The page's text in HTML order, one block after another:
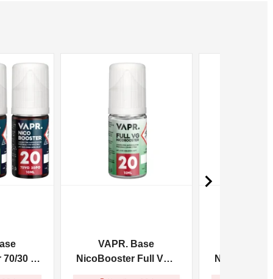
30 -
VAPR. Base
NicoBooster Full VG -
